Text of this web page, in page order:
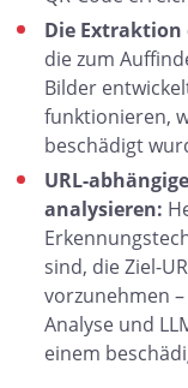
Die Extraktion
die zum
Bilder
funktionieren,
beschädigt
URL-
analysieren:
sind, die Ziel-
vorzunehmen
Analyse und
einem